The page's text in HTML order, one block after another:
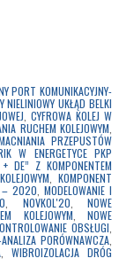
PORT KOMUNIKACYJNY-
NIELINIOWY UKŁĄD BELKI
,CYFROWA KOLEJ W
RUCHEM KOLEJOWYM,
PRZEPUSTÓW
W ENERGETYCE PKP
DE” Z KOMPONENTEM
,KOMPONENT
– 2020, MODELOWANIE I
, NOVKOL'20,NOWE
KOLEJOWYM,NOWE
OBSŁUGI,
PORÓWNAWCZA,
, WIBROIZOLACJA DRÓG